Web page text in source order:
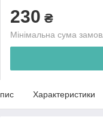
230 ₴
Мінімальна сума
Характеристики